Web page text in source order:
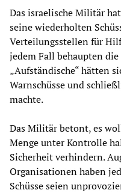
Das israelische Militär
seine wiederholten
Verteilungsstellen für
jedem Fall behaupten die
„Aufständische“ hätten
Warnschüsse und
machte.
Das Militär betont, es
Menge unter Kontrolle
Sicherheit verhindern.
Organisationen haben
Schüsse seien